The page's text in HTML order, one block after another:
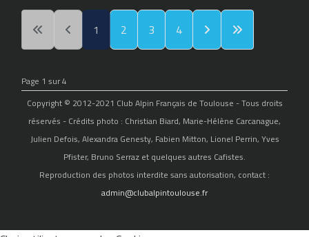
1 2 3 4
Page 1 sur 4
Copyright © 2012-2021 Club Alpin Français de Toulouse - Tous droits
réservés - Crédits photo : Christian Biard, Marie-Hélène Carcanague,
Julien Defois, Alexandra Genesty, Fabien Mitton, Lionel Perrin, Yves
Pfister, Bruno Serraz et quelques autres Cafistes.
Reproduction des photos interdite sans autorisation, contact :
admin@clubalpintoulouse.fr